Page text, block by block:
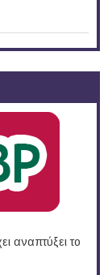
αναπτύξει το